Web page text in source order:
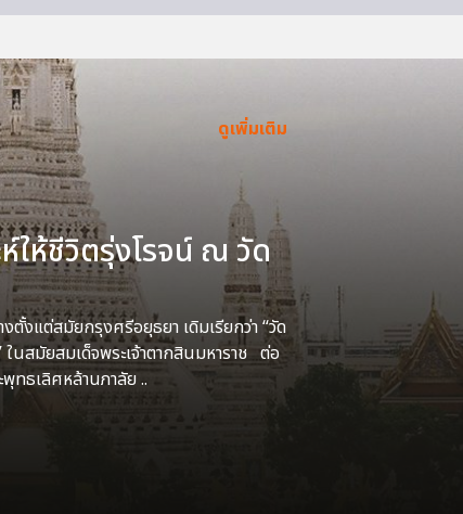
ดูเพิ่มเติม
ห์ให้ชีวิตรุ่งโรจน์ ณ วัด
ตั้งแต่สมัยกรุงศรีอยุธยา เดิมเรียกว่า “วัด
นสมัยสมเด็จพระเจ้าตากสินมหาราช ต่อ
ทธเลิศหล้านภาลัย ..